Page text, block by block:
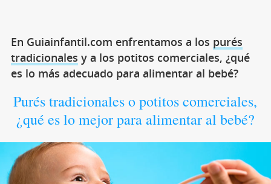
En Guiainfantil.com enfrentamos a los purés
tradicionales y a los potitos comerciales, ¿qué
es lo más adecuado para alimentar al bebé?
Purés tradicionales o potitos comerciales,
¿qué es lo mejor para alimentar al bebé?